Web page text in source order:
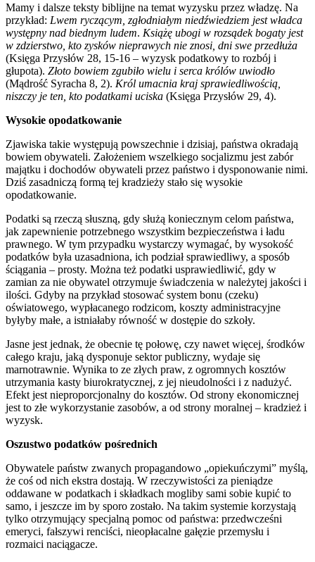
Mamy i dalsze teksty biblijne na temat wyzysku przez władzę. Na
przykład: Lwem ryczącym, zgłodniałym niedźwiedziem jest władca
występny nad biednym ludem. Książę ubogi w rozsądek bogaty jest
w zdzierstwo, kto zysków nieprawych nie znosi, dni swe przedłuża
(Księga Przysłów 28, 15-16 – wyzysk podatkowy to rozbój i
głupota). Złoto bowiem zgubiło wielu i serca królów uwiodło
(Mądrość Syracha 8, 2). Król umacnia kraj sprawiedliwością,
niszczy je ten, kto podatkami uciska (Księga Przysłów 29, 4).
Wysokie opodatkowanie
Zjawiska takie występują powszechnie i dzisiaj, państwa okradają
bowiem obywateli. Założeniem wszelkiego socjalizmu jest zabór
majątku i dochodów obywateli przez państwo i dysponowanie nimi.
Dziś zasadniczą formą tej kradzieży stało się wysokie
opodatkowanie.
Podatki są rzeczą słuszną, gdy służą koniecznym celom państwa,
jak zapewnienie potrzebnego wszystkim bezpieczeństwa i ładu
prawnego. W tym przypadku wystarczy wymagać, by wysokość
podatków była uzasadniona, ich podział sprawiedliwy, a sposób
ściągania – prosty. Można też podatki usprawiedliwić, gdy w
zamian za nie obywatel otrzymuje świadczenia w należytej jakości i
ilości. Gdyby na przykład stosować system bonu (czeku)
oświatowego, wypłacanego rodzicom, koszty administracyjne
byłyby małe, a istniałaby równość w dostępie do szkoły.
Jasne jest jednak, że obecnie tę połowę, czy nawet więcej, środków
całego kraju, jaką dysponuje sektor publiczny, wydaje się
marnotrawnie. Wynika to ze złych praw, z ogromnych kosztów
utrzymania kasty biurokratycznej, z jej nieudolności i z nadużyć.
Efekt jest nieproporcjonalny do kosztów. Od strony ekonomicznej
jest to złe wykorzystanie zasobów, a od strony moralnej – kradzież i
wyzysk.
Oszustwo podatków pośrednich
Obywatele państw zwanych propagandowo „opiekuńczymi” myślą,
że coś od nich ekstra dostają. W rzeczywistości za pieniądze
oddawane w podatkach i składkach mogliby sami sobie kupić to
samo, i jeszcze im by sporo zostało. Na takim systemie korzystają
tylko otrzymujący specjalną pomoc od państwa: przedwcześni
emeryci, fałszywi renciści, nieopłacalne gałęzie przemysłu i
rozmaici naciągacze.